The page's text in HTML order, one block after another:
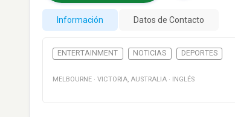
Información Datos de Contacto
ENTERTAINMENT NOTICIAS DEPORTES
MELBOURNE · VICTORIA, AUSTRALIA · INGLÉS